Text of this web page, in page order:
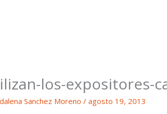
los-expositores-
Sanchez Moreno / agosto 19, 2013